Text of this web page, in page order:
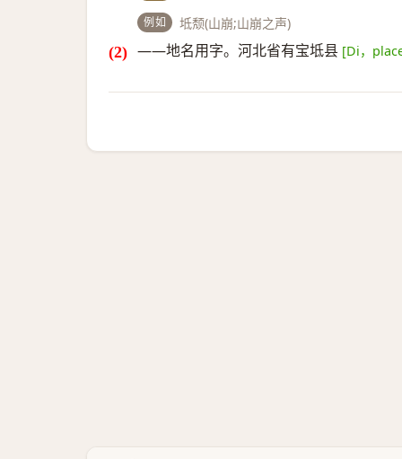
例如 坻颓(山崩;山崩之声)
——地名用字。河北省有宝坻县 [Di，